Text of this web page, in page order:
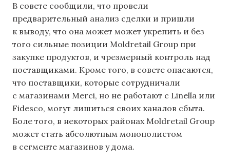
В совете сообщили, что провели
предварительный анализ сделки и пришли
к выводу, что она может может укрепить и без
того сильные позиции Moldretail Group при
закупке продуктов, и чрезмерный контроль над
поставщиками. Кроме того, в совете опасаются,
что поставщики, которые сотрудничали
с магазинами Merci, но не работают с Linella или
Fidesco, могут лишиться своих каналов сбыта.
Боле того, в некоторых районах Moldretail Group
может стать абсолютным монополистом
в сегменте магазинов у дома.